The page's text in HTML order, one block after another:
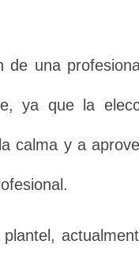
de una
ya que la
calma y a